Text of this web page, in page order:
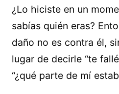
¿Lo hiciste en un
sabías quién eras?
daño no es contra él,
lugar de decirle “te
“¿qué parte de mí